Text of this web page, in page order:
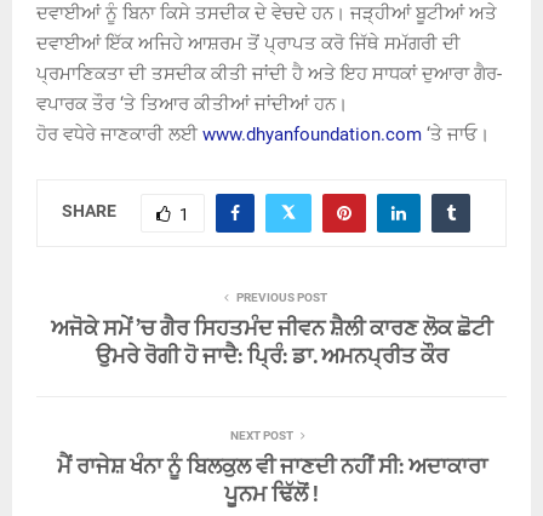
ਦਵਾਈਆਂ ਨੂੰ ਬਿਨਾ ਕਿਸੇ ਤਸਦੀਕ ਦੇ ਵੇਚਦੇ ਹਨ। ਜੜ੍ਹੀਆਂ ਬੂਟੀਆਂ ਅਤੇ
ਦਵਾਈਆਂ ਇੱਕ ਅਜਿਹੇ ਆਸ਼ਰਮ ਤੋਂ ਪ੍ਰਾਪਤ ਕਰੋ ਜਿੱਥੇ ਸਮੱਗਰੀ ਦੀ
ਪ੍ਰਮਾਣਿਕਤਾ ਦੀ ਤਸਦੀਕ ਕੀਤੀ ਜਾਂਦੀ ਹੈ ਅਤੇ ਇਹ ਸਾਧਕਾਂ ਦੁਆਰਾ ਗੈਰ-
ਵਪਾਰਕ ਤੌਰ ‘ਤੇ ਤਿਆਰ ਕੀਤੀਆਂ ਜਾਂਦੀਆਂ ਹਨ।
ਹੋਰ ਵਧੇਰੇ ਜਾਣਕਾਰੀ ਲਈ www.dhyanfoundation.com ‘ਤੇ ਜਾਓ।
SHARE 1
PREVIOUS POST
ਅਜੋਕੇ ਸਮੇਂ ’ਚ ਗੈਰ ਸਿਹਤਮੰਦ ਜੀਵਨ ਸ਼ੈਲੀ ਕਾਰਣ ਲੋਕ ਛੋਟੀ
ਉਮਰੇ ਰੋਗੀ ਹੋ ਜਾਦੈ: ਪ੍ਰਿੰ: ਡਾ. ਅਮਨਪ੍ਰੀਤ ਕੌਰ
NEXT POST
ਮੈਂ ਰਾਜੇਸ਼ ਖੰਨਾ ਨੂੰ ਬਿਲਕੁਲ ਵੀ ਜਾਣਦੀ ਨਹੀਂ ਸੀ: ਅਦਾਕਾਰਾ
ਪੂਨਮ ਢਿੱਲੋਂ !